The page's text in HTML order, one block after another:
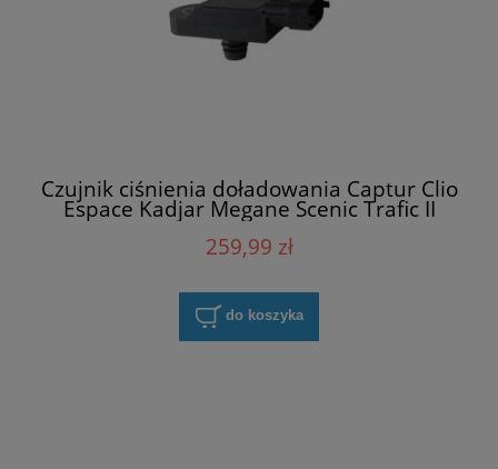
Czujnik ciśnienia doładowania Captur Clio
Espace Kadjar Megane Scenic Trafic II
NGK EPBBPN3-V007Z
259,99 zł
do koszyka